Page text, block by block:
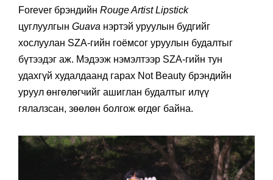
Forever брэндийн Rouge Artist Lipstick
цуглуулгын Guava нэртэй уруулын будгийг
хослуулан SZA-гийн гоёмсог уруулын будалтыг
бүтээдэг аж. Мэдээж нэмэлтээр SZA-гийн тун
удахгүй худалдаанд гарах Not Beauty брэндийн
уруул өнгөлөгчийг ашиглан будалтыг илүү
гялалзсан, зөөлөн болгож өгдөг байна.